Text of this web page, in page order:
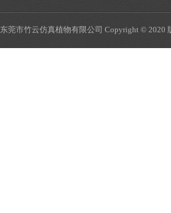
东莞市竹云仿真植物有限公司 Copyright © 2020